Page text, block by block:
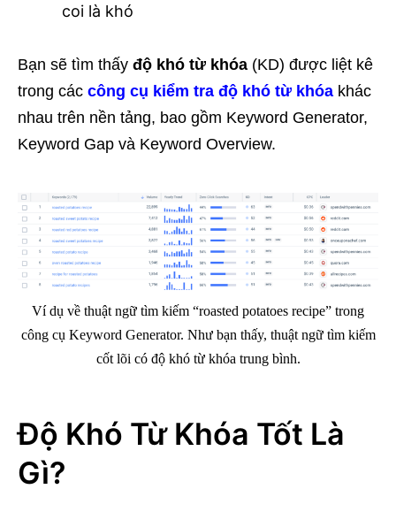
coi là khó
Bạn sẽ tìm thấy độ khó từ khóa (KD) được liệt kê
trong các công cụ kiểm tra độ khó từ khóa khác
nhau trên nền tảng, bao gồm Keyword Generator,
Keyword Gap và Keyword Overview.
Ví dụ về thuật ngữ tìm kiếm “roasted potatoes recipe” trong
công cụ Keyword Generator. Như bạn thấy, thuật ngữ tìm kiếm
cốt lõi có độ khó từ khóa trung bình.
Độ Khó Từ Khóa Tốt Là
Gì?